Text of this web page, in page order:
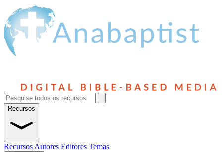
Recursos
Recursos Autores Editores Temas